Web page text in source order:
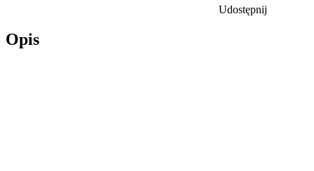
Udostępnij
Opis